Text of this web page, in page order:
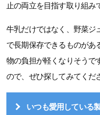
止の両立を目指す取り組み
牛乳だけではなく、野菜ジ
で長期保存できるものがあ
物の負担が軽くなりそうで
ので、ぜひ探してみてくだ
いつも愛用している